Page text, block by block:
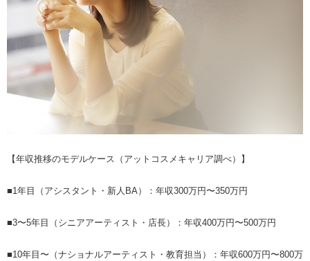
【年収推移のモデルケース（アットコスメキャリア調べ）】
■1年目（アシスタント・新人BA）：年収300万円〜350万円
■3〜5年目（シニアアーティスト・店長）：年収400万円〜500万円
■10年目〜（ナショナルアーティスト・教育担当）：年収600万円〜800万